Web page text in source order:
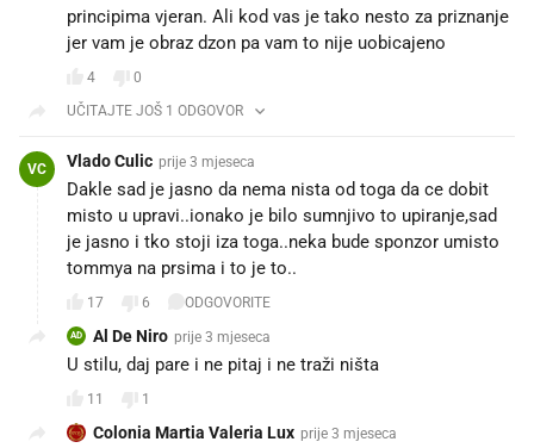
principima vjeran. Ali kod vas je tako nesto za priznanje
jer vam je obraz dzon pa vam to nije uobicajeno
4
0
UČITAJTE JOŠ 1 ODGOVOR
VC Vlado Culic prije 3 mjeseca
Dakle sad je jasno da nema nista od toga da ce dobit
misto u upravi..ionako je bilo sumnjivo to upiranje,sad
je jasno i tko stoji iza toga..neka bude sponzor umisto
tommya na prsima i to je to..
17 6 ODGOVORITE
AD Al De Niro prije 3 mjeseca
U stilu, daj pare i ne pitaj i ne traži ništa
11 1
Colonia Martia Valeria Lux prije 3 mjeseca